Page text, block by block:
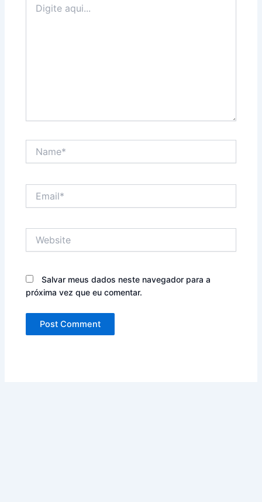
aqui...
Salvar meus dados neste navegador para a
próxima vez que eu comentar.